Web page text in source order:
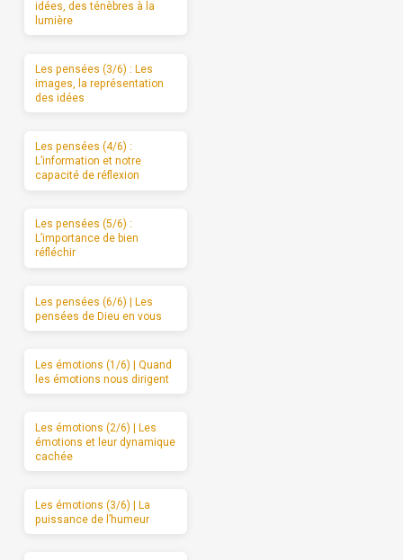
idées, des ténèbres à la
lumière
Les pensées (3/6) : Les
images, la représentation
des idées
Les pensées (4/6) :
L’information et notre
capacité de réflexion
Les pensées (5/6) :
L’importance de bien
réfléchir
Les pensées (6/6) | Les
pensées de Dieu en vous
Les émotions (1/6) | Quand
les émotions nous dirigent
Les émotions (2/6) | Les
émotions et leur dynamique
cachée
Les émotions (3/6) | La
puissance de l’humeur